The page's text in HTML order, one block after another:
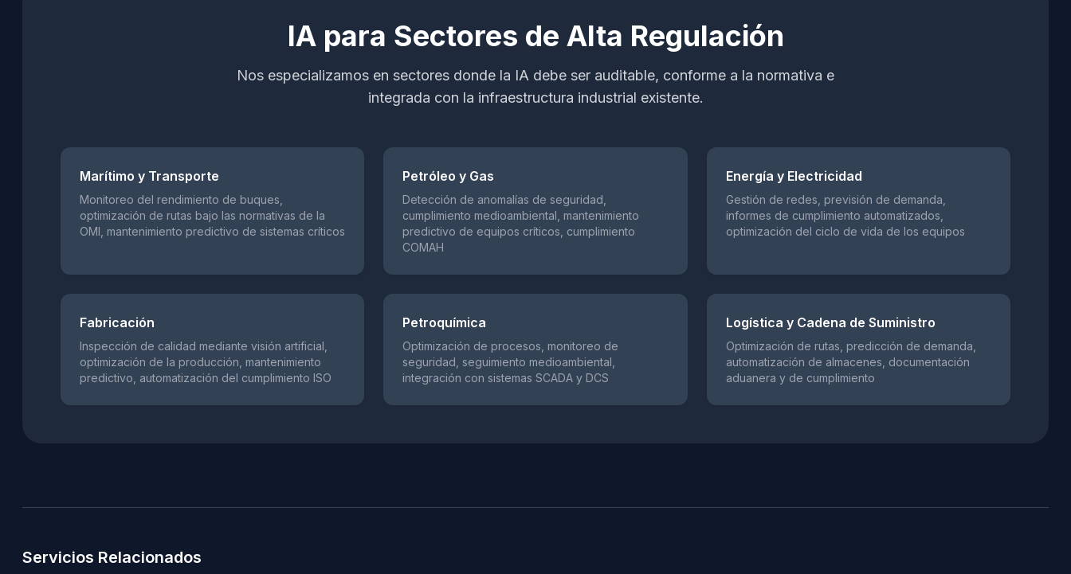
IA para Sectores de Alta Regulación
Nos especializamos en sectores donde la IA debe ser auditable, conforme a la normativa e
integrada con la infraestructura industrial existente.
Marítimo y Transporte
Monitoreo del rendimiento de buques,
optimización de rutas bajo las normativas de la
OMI, mantenimiento predictivo de sistemas críticos
Petróleo y Gas
Detección de anomalías de seguridad,
cumplimiento medioambiental, mantenimiento
predictivo de equipos críticos, cumplimiento
COMAH
Energía y Electricidad
Gestión de redes, previsión de demanda,
informes de cumplimiento automatizados,
optimización del ciclo de vida de los equipos
Fabricación
Inspección de calidad mediante visión artificial,
optimización de la producción, mantenimiento
predictivo, automatización del cumplimiento ISO
Petroquímica
Optimización de procesos, monitoreo de
seguridad, seguimiento medioambiental,
integración con sistemas SCADA y DCS
Logística y Cadena de Suministro
Optimización de rutas, predicción de demanda,
automatización de almacenes, documentación
aduanera y de cumplimiento
Servicios Relacionados